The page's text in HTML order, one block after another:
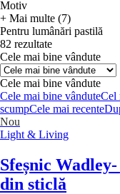
Motiv
+ Mai multe (7)
Pentru lumânări pastilă
82 rezultate
Cele mai bine vândute
Cele mai bine vândute
Cele mai bine vânduteCel
scumpCele mai recente
Nou
Light & Living
Sfeșnic Wadley
din sticlă